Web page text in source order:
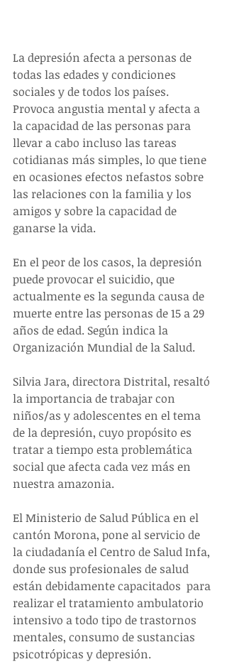
La depresión afecta a personas de
todas las edades y condiciones
sociales y de todos los países.
Provoca angustia mental y afecta a
la capacidad de las personas para
llevar a cabo incluso las tareas
cotidianas más simples, lo que tiene
en ocasiones efectos nefastos sobre
las relaciones con la familia y los
amigos y sobre la capacidad de
ganarse la vida.
En el peor de los casos, la depresión
puede provocar el suicidio, que
actualmente es la segunda causa de
muerte entre las personas de 15 a 29
años de edad. Según indica la
Organización Mundial de la Salud.
Silvia Jara, directora Distrital, resaltó
la importancia de trabajar con
niños/as y adolescentes en el tema
de la depresión, cuyo propósito es
tratar a tiempo esta problemática
social que afecta cada vez más en
nuestra amazonia.
El Ministerio de Salud Pública en el
cantón Morona, pone al servicio de
la ciudadanía el Centro de Salud Infa,
donde sus profesionales de salud
están debidamente capacitados  para
realizar el tratamiento ambulatorio
intensivo a todo tipo de trastornos
mentales, consumo de sustancias
psicotrópicas y depresión.